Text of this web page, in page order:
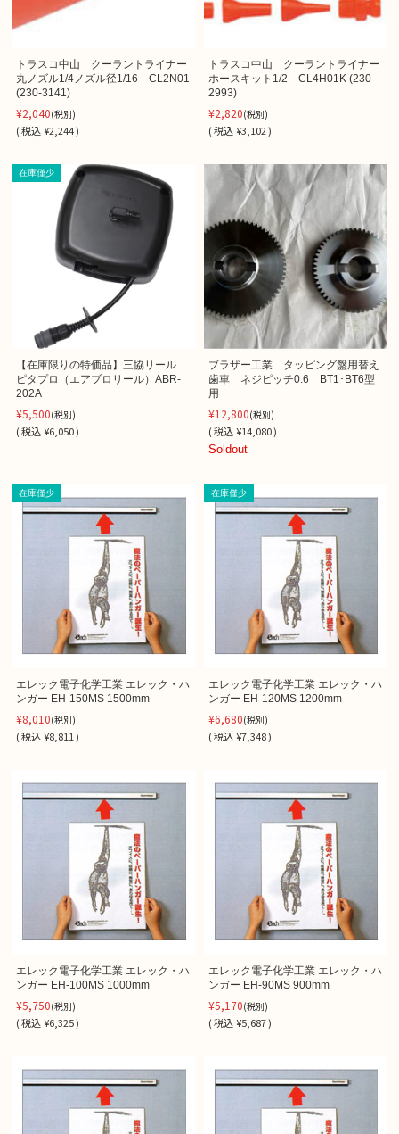
トラスコ中山 クーラントライナー
丸ノズル1/4ノズル径1/16 CL2N01
(230-3141)
¥2,040(税別)
(税込¥2,244 )
トラスコ中山 クーラントライナー
ホースキット1/2 CL4H01K (230-
2993)
¥2,820(税別)
(税込 ¥3,102 )
在庫僅少
【在庫限りの特価品】三協リール
ピタプロ（エアブロリール）ABR-
202A
¥5,500(税別)
(税込¥6,050 )
ブラザー工業 タッピング盤用替え
歯車 ネジピッチ0.6 BT1･BT6型
用
¥12,800(税別)
(税込 ¥14,080 )
Soldout
在庫僅少
エレック電子化学工業 エレック・ハ
ンガー EH-150MS 1500mm
¥8,010(税別)
(税込¥8,811 )
在庫僅少
エレック電子化学工業 エレック・ハ
ンガー EH-120MS 1200mm
¥6,680(税別)
(税込 ¥7,348 )
エレック電子化学工業 エレック・ハ
ンガー EH-100MS 1000mm
¥5,750(税別)
(税込¥6,325 )
エレック電子化学工業 エレック・ハ
ンガー EH-90MS 900mm
¥5,170(税別)
(税込 ¥5,687 )